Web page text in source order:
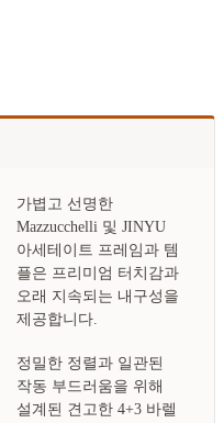
가볍고 선명한
Mazzucchelli 및 JINYU
아세테이트 프레임과 템
플은 프리미엄 터치감과
오래 지속되는 내구성을
제공합니다.
정밀한 정렬과 일관된
작동 부드러움을 위해
설계된 견고한 4+3 바렐